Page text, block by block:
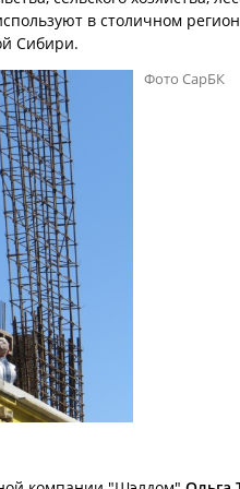
в столичном
Сибири.
Фото СарБК